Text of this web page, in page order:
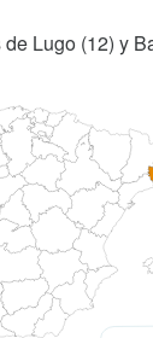
Lugo (12) y